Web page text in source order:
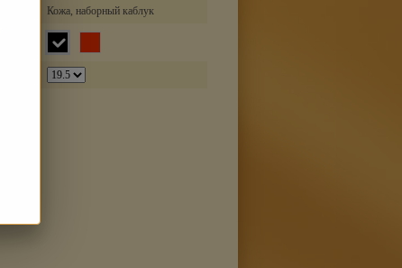
Кожа, наборный каблук